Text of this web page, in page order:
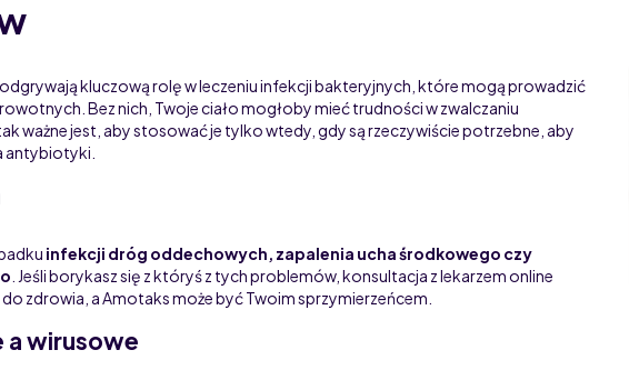
kluczową rolę w leczeniu infekcji bakteryjnych, które mogą prowadzić
Bez nich, Twoje ciało mogłoby mieć trudności w zwalczaniu
ważne jest, aby stosować je tylko wtedy, gdy są rzeczywiście potrzebne, aby
antybiotyki.
infekcji dróg oddechowych, zapalenia ucha środkowego czy
. Jeśli borykasz się z któryś z tych problemów, konsultacja z lekarzem online
zdrowia, a Amotaks może być Twoim sprzymierzeńcem.
a wirusowe